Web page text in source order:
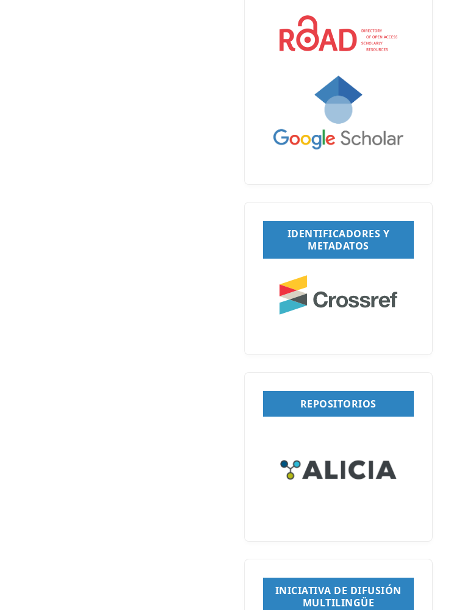
IDENTIFICADORES Y
METADATOS
REPOSITORIOS
INICIATIVA DE DIFUSIÓN
MULTILINGÜE